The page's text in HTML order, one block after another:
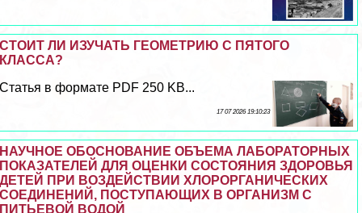
СТОИТ ЛИ ИЗУЧАТЬ ГЕОМЕТРИЮ С ПЯТОГО
КЛАССА?
Статья в формате PDF 250 KB...
17 07 2026 19:10:23
НАУЧНОЕ ОБОСНОВАНИЕ ОБЪЕМА ЛАБОРАТОРНЫХ
ПОКАЗАТЕЛЕЙ ДЛЯ ОЦЕНКИ СОСТОЯНИЯ ЗДОРОВЬЯ
ДЕТЕЙ ПРИ ВОЗДЕЙСТВИИ ХЛОРОРГАНИЧЕСКИХ
СОЕДИНЕНИЙ, ПОСТУПАЮЩИХ В ОРГАНИЗМ С
ПИТЬЕВОЙ ВОДОЙ